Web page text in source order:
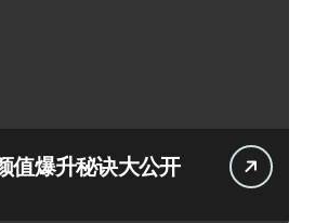
值爆升秘诀大公开